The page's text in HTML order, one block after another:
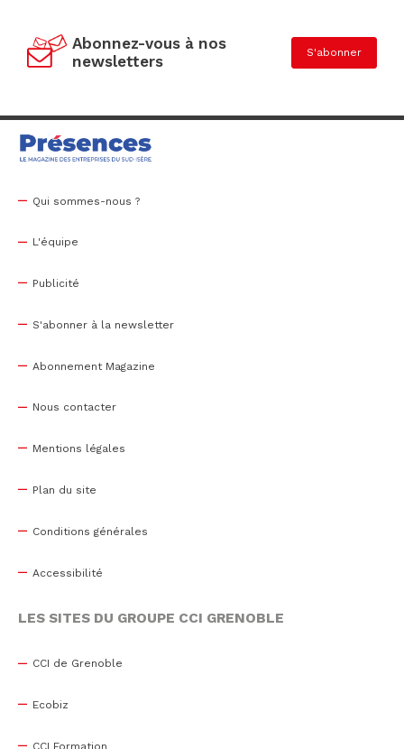
Abonnez-vous à nos
newsletters
S'abonner
Qui sommes-nous ?
L'équipe
Publicité
S'abonner à la newsletter
Abonnement Magazine
Nous contacter
Mentions légales
Plan du site
Conditions générales
Accessibilité
LES SITES DU GROUPE CCI GRENOBLE
CCI de Grenoble
Ecobiz
CCI Formation